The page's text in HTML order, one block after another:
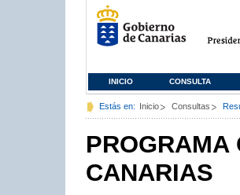
INICIO CONSULTA
Estás en: Inicio Consultas
PROGRAMA
CANARIAS